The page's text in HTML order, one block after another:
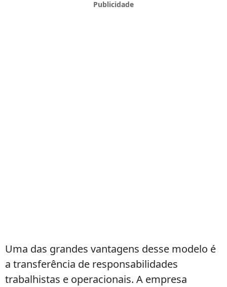
Uma das grandes vantagens desse modelo é
a transferência de responsabilidades
trabalhistas e operacionais. A empresa